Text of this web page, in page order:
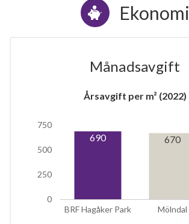
Ekonomi
Månadsavgift
Årsavgift per m² (2022)
BRF Hagåker Park Mölndal
0
250
500
750
690 670